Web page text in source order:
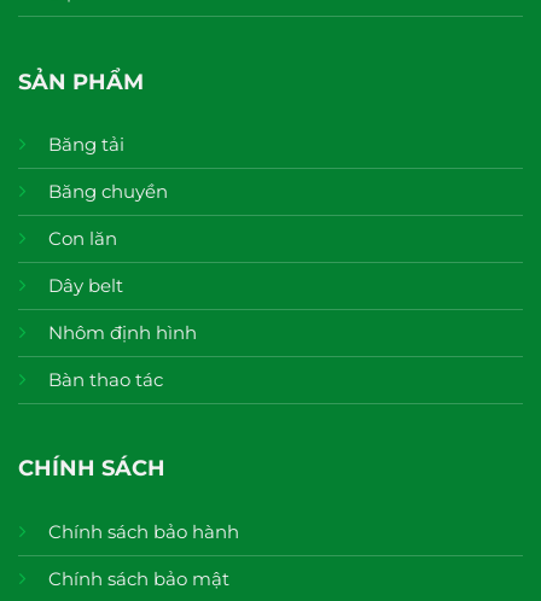
SẢN PHẨM
Băng tải
Băng chuyền
Con lăn
Dây belt
Nhôm định hình
Bàn thao tác
CHÍNH SÁCH
Chính sách bảo hành
Chính sách bảo mật